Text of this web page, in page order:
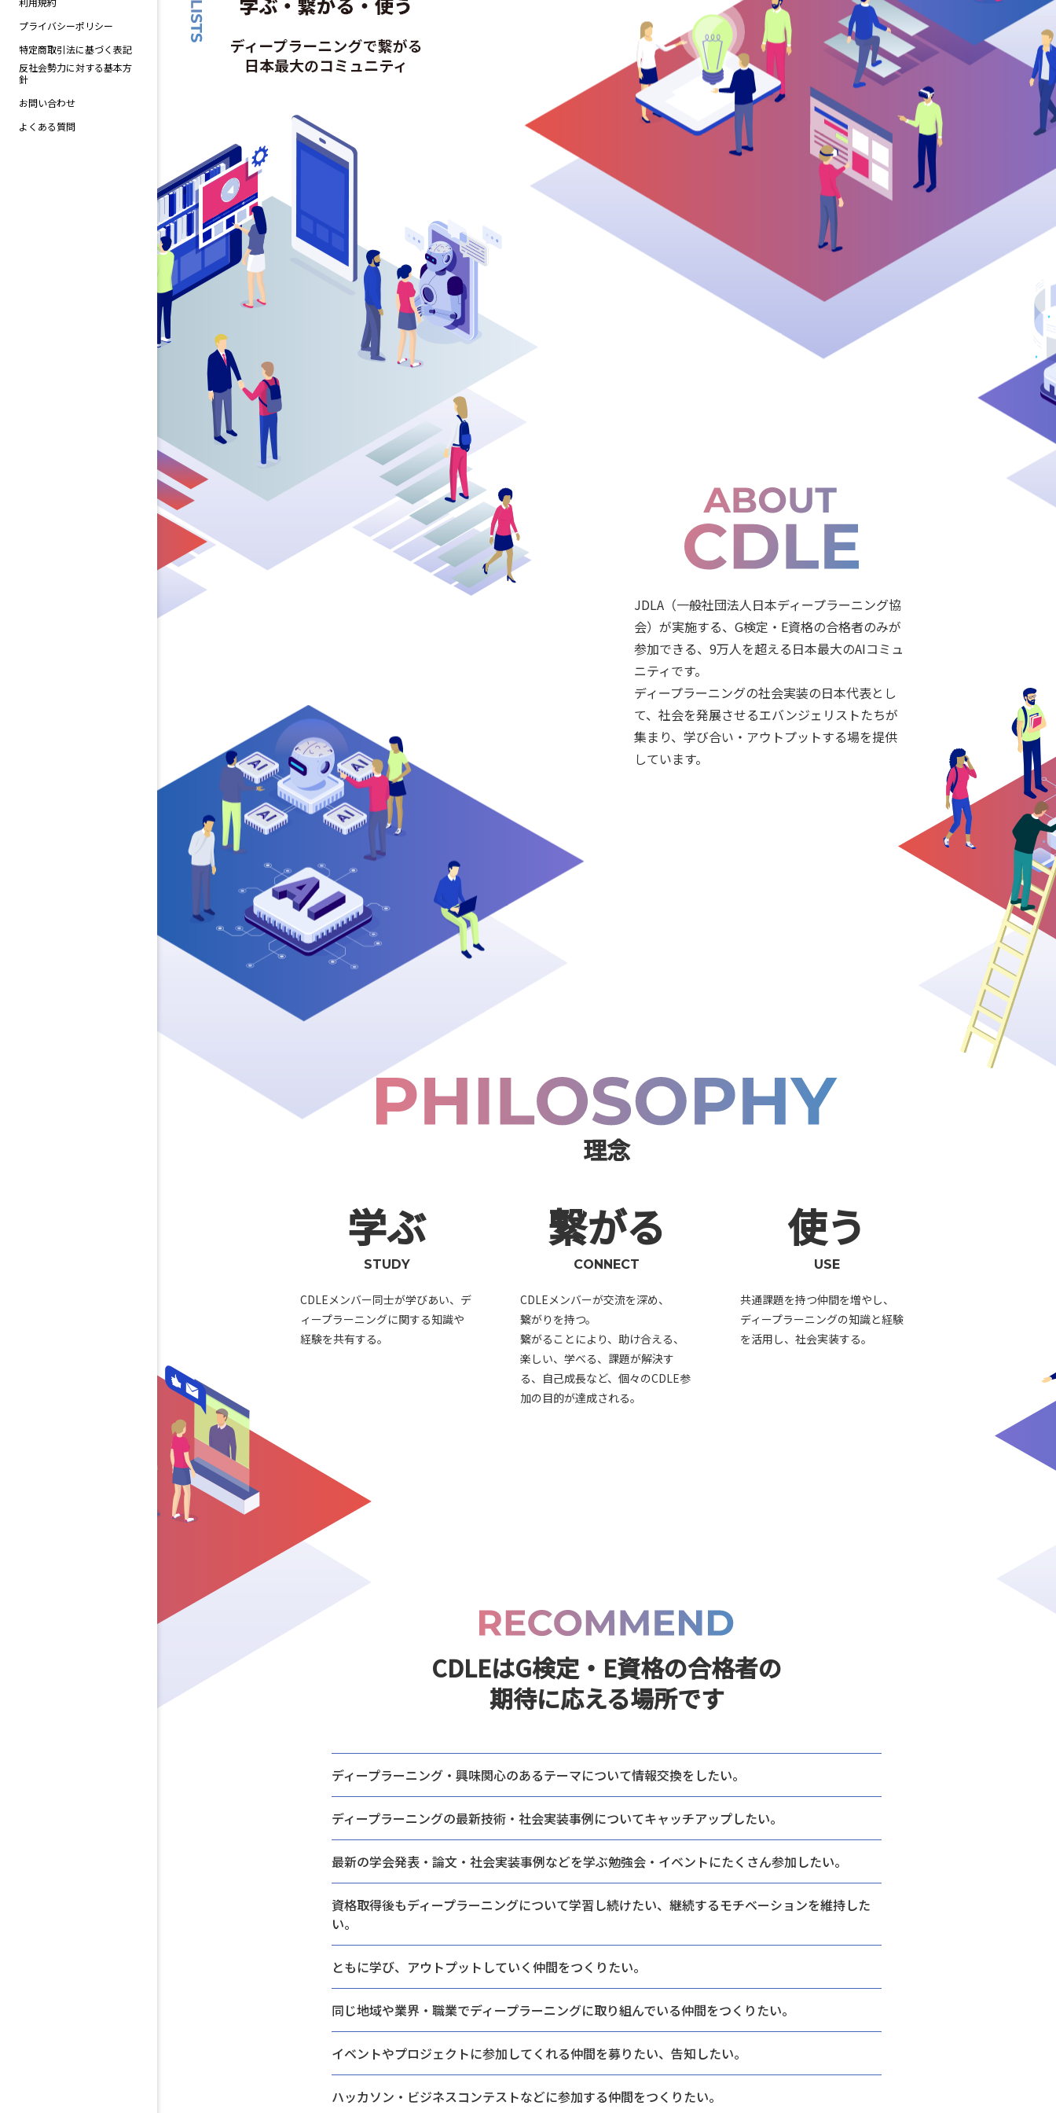
利用規約
プライバシーポリシー
特定商取引法に基づく表記
反社会勢力に対する基本方
針
お問い合わせ
よくある質問
JDLA（一般社団法人日本ディープラーニング協
会）が実施する、G検定・E資格の合格者のみが
参加できる、9万人を超える日本最大のAIコミュ
ニティです。
ディープラーニングの社会実装の日本代表とし
て、社会を発展させるエバンジェリストたちが
集まり、学び合い・アウトプットする場を提供
しています。
理念
学ぶ
STUDY
CDLEメンバー同士が学びあい、デ
ィープラーニングに関する知識や
経験を共有する。
繋がる
CONNECT
CDLEメンバーが交流を深め、
繋がりを持つ。
繋がることにより、助け合える、
楽しい、学べる、課題が解決す
る、自己成長など、個々のCDLE参
加の目的が達成される。
使う
USE
共通課題を持つ仲間を増やし、
ディープラーニングの知識と経験
を活用し、社会実装する。
CDLEはG検定・E資格の合格者の
期待に応える場所です
ディープラーニング・興味関心のあるテーマについて情報交換をしたい。
ディープラーニングの最新技術・ 社会実装事例についてキャッチアップしたい。
最新の学会発表・論文・社会実装事例などを学ぶ勉強会・ イベントにたくさん参加したい。
資格取得後もディープラーニングについて学習し続けたい、 継続するモチベーションを維持した
い。
ともに学び、 アウトプットしていく仲間をつくりたい。
同じ地域や業界・職業でディープラーニングに取り組んでいる仲間をつくりたい。
イベントやプロジェクトに参加してくれる仲間を募りたい、告知したい。
ハッカソン・ビジネスコンテストなどに参加する仲間をつくりたい。